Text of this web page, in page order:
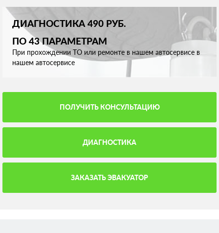
ДИАГНОСТИКА 490 РУБ.
ПО 43 ПАРАМЕТРАМ
При прохождении ТО или ремонте в нашем автосервисе в
нашем автосервисе
ПОЛУЧИТЬ КОНСУЛЬТАЦИЮ
ДИАГНОСТИКА
ЗАКАЗАТЬ ЭВАКУАТОР